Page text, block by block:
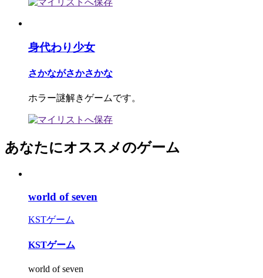
身代わり少女
さかながさかさかな
ホラー謎解きゲームです。
あなたにオススメのゲーム
world of seven
KSTゲーム
KSTゲーム
world of seven